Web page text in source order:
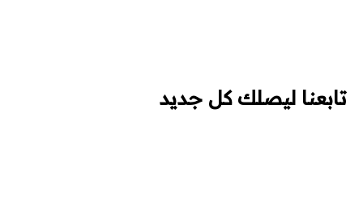
تابعنا ليصلك كل جديد